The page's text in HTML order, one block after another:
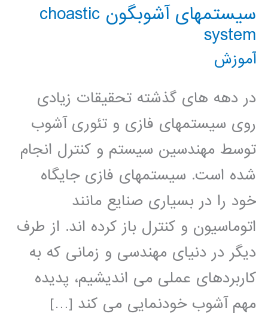
سیستمهای آشوبگون choastic
system
آموزش
در دهه های گذشته تحقیقات زیادی
روی سیستمهای فازی و تئوری آشوب
توسط مهندسین سیستم و کنترل انجام
شده است. سیستمهای فازی جایگاه
خود را در بسیاری صنایع مانند
اتوماسیون و کنترل باز کرده اند. از طرف
دیگر در دنیای مهندسی و زمانی که به
کاربردهای عملی می اندیشیم، پدیده
مهم آشوب خودنمایی می کند […]